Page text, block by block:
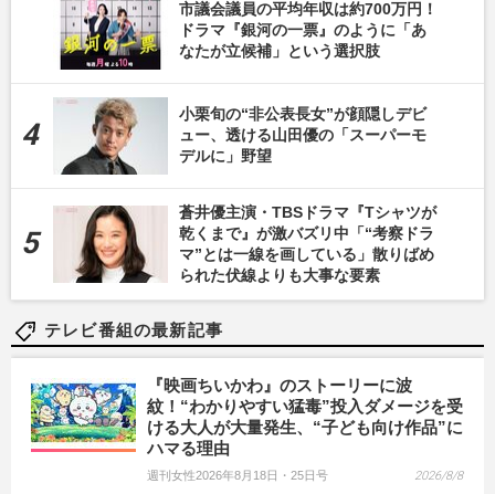
市議会議員の平均年収は約700万円！
ドラマ『銀河の一票』のように「あ
なたが立候補」という選択肢
小栗旬の“非公表長女”が顔隠しデビ
ュー、透ける山田優の「スーパーモ
デルに」野望
蒼井優主演・TBSドラマ『Tシャツが
乾くまで』が激バズリ中「“考察ドラ
マ”とは一線を画している」散りばめ
られた伏線よりも大事な要素
テレビ番組の最新記事
『映画ちいかわ』のストーリーに波
紋！“わかりやすい猛毒”投入ダメージを受
ける大人が大量発生、“子ども向け作品”に
ハマる理由
週刊女性2026年8月18日・25日号 2026/8/8